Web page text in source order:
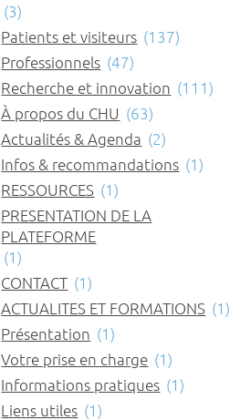
(3)
Patients et visiteurs (137)
Professionnels (47)
Recherche et innovation (111)
À propos du CHU (63)
Actualités & Agenda (2)
Infos & recommandations (1)
RESSOURCES (1)
PRESENTATION DE LA
PLATEFORME
(1)
CONTACT (1)
ACTUALITES ET FORMATIONS (1)
Présentation (1)
Votre prise en charge (1)
Informations pratiques (1)
Liens utiles (1)